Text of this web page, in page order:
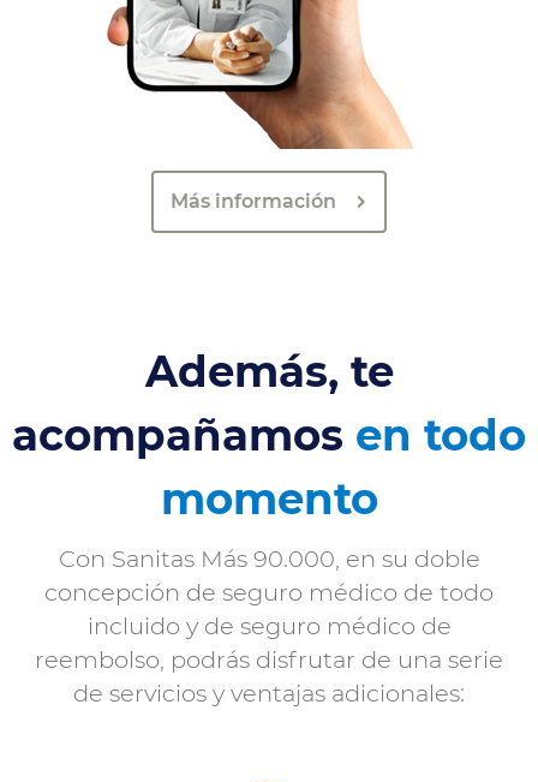
Más información
Además, te
acompañamos en todo
momento
Con Sanitas Más 90.000, en su doble
concepción de seguro médico de todo
incluido y de seguro médico de
reembolso, podrás disfrutar de una serie
de servicios y ventajas adicionales: